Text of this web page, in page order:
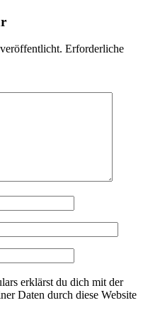
Erforderliche
erklärst du dich mit der
Daten durch diese Website